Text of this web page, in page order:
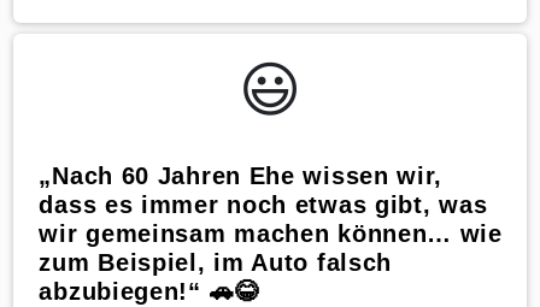
😃️
„Nach 60 Jahren Ehe wissen wir,
dass es immer noch etwas gibt, was
wir gemeinsam machen können… wie
zum Beispiel, im Auto falsch
abzubiegen!“ 🚗😂